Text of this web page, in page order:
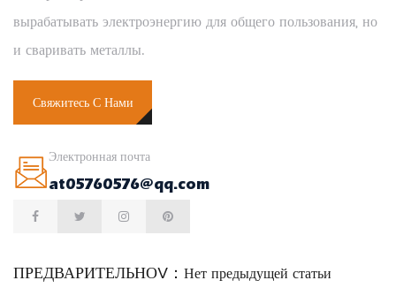
вырабатывать электроэнергию для общего пользования, но
и сваривать металлы.
Свяжитесь С Нами
Электронная почта
at05760576@qq.com
ПРЕДВАРИТЕЛЬНОV： Нет предыдущей статьи